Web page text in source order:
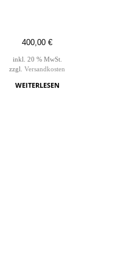
400,00€
inkl. 20 % MwSt.
zzgl.Versandkosten
WEITERLESEN